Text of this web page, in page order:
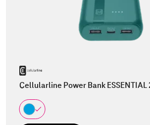
Cellularline Power Bank